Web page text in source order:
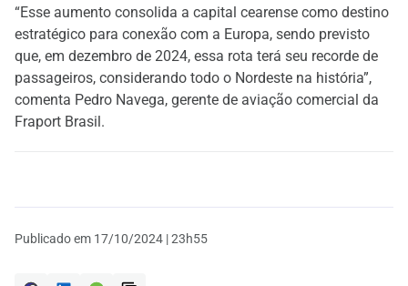
“Esse aumento consolida a capital cearense como destino
estratégico para conexão com a Europa, sendo previsto
que, em dezembro de 2024, essa rota terá seu recorde de
passageiros, considerando todo o Nordeste na história”,
comenta Pedro Navega, gerente de aviação comercial da
Fraport Brasil.
Publicado em 17/10/2024 | 23h55